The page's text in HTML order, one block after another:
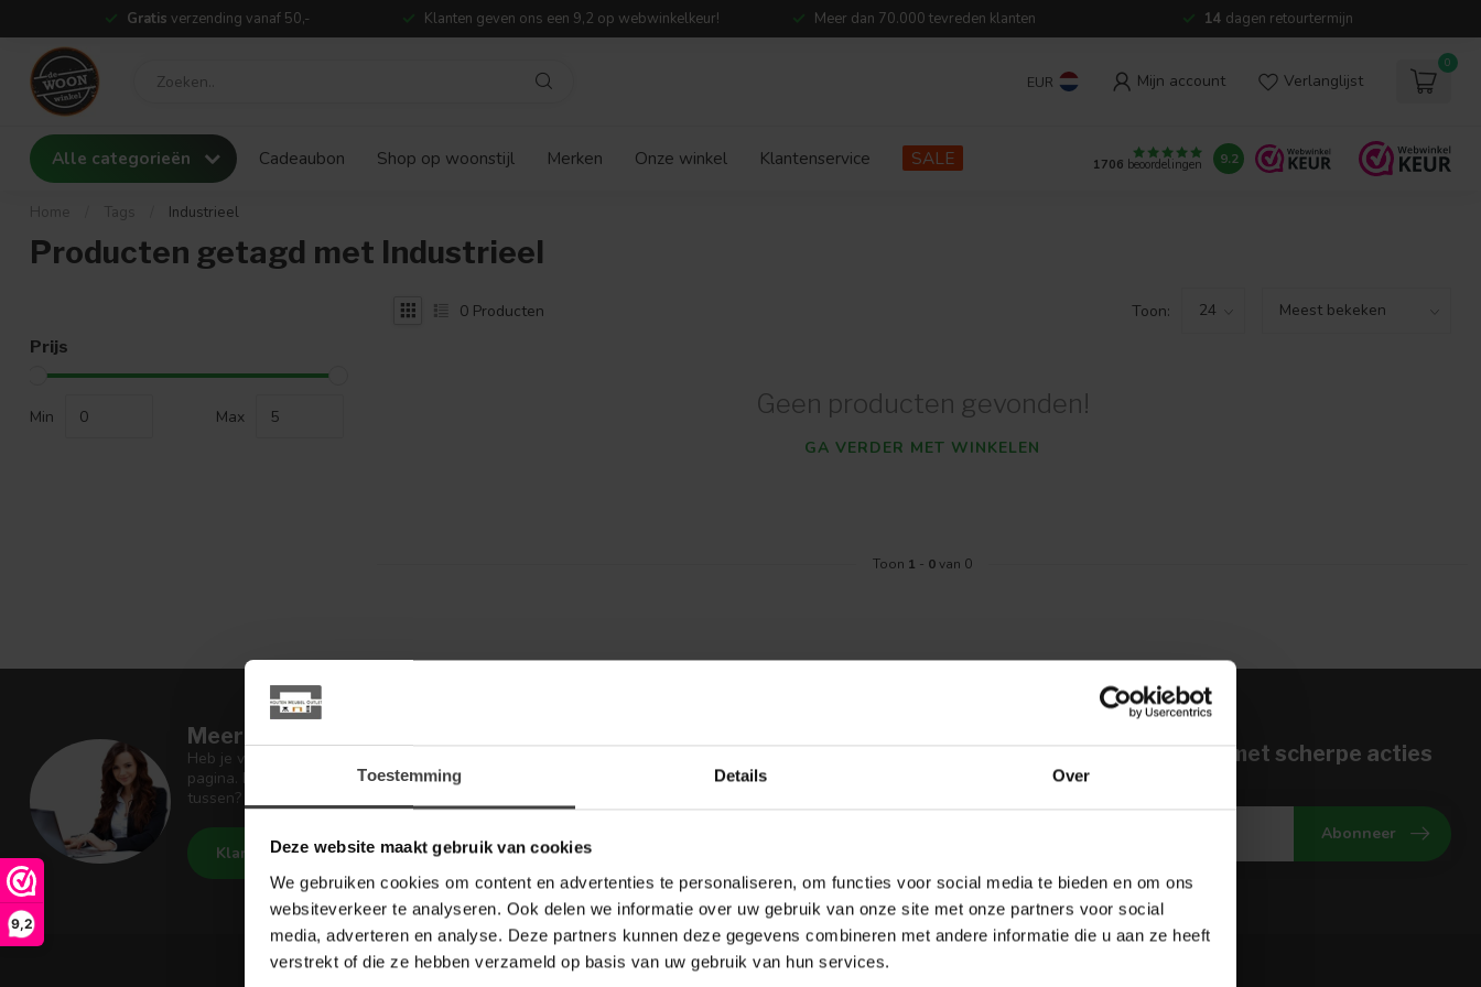
Toestemming Details Over
Deze website maakt gebruik van cookies
We gebruiken cookies om content en advertenties te personaliseren, om functies voor social media te bieden en om ons
websiteverkeer te analyseren. Ook delen we informatie over uw gebruik van onze site met onze partners voor social
media, adverteren en analyse. Deze partners kunnen deze gegevens combineren met andere informatie die u aan ze heeft
verstrekt of die ze hebben verzameld op basis van uw gebruik van hun services.
9,2
Gratis verzending vanaf 50,- Klanten geven ons een 9,2 op webwinkelkeur! Meer dan 70.000 tevreden klanten 14 dagen retourtermijn
EUR Mijn account Verlanglijst
0
Alle categorieën Cadeaubon Shop op woonstijl Merken Onze winkel Klantenservice SALE 1706 beoordelingen 9.2
Home Tags Industrieel
Producten getagd met Industrieel
Prijs
Min Max
0 Producten Toon:
Geen producten gevonden!
GA VERDER MET WINKELEN
Toon 1 - 0van 0
Meer informatie
Heb je vragen over onze artikelen of jouw aankoop? Bekijk dan de klantenservice
pagina. Daar staan antwoorden op veel gestelde vragen. Staat jouw vraag er niet
tussen? Dan staat er ook vermeld hoe je contact met ons kunt opnemen.
Klantenservice Houten Meubel Outlet
Meld je aan voor onze nieuwbrief met scherpe acties
Blijf op de hoogte van onze actuele aanbiedingen
Abonneer